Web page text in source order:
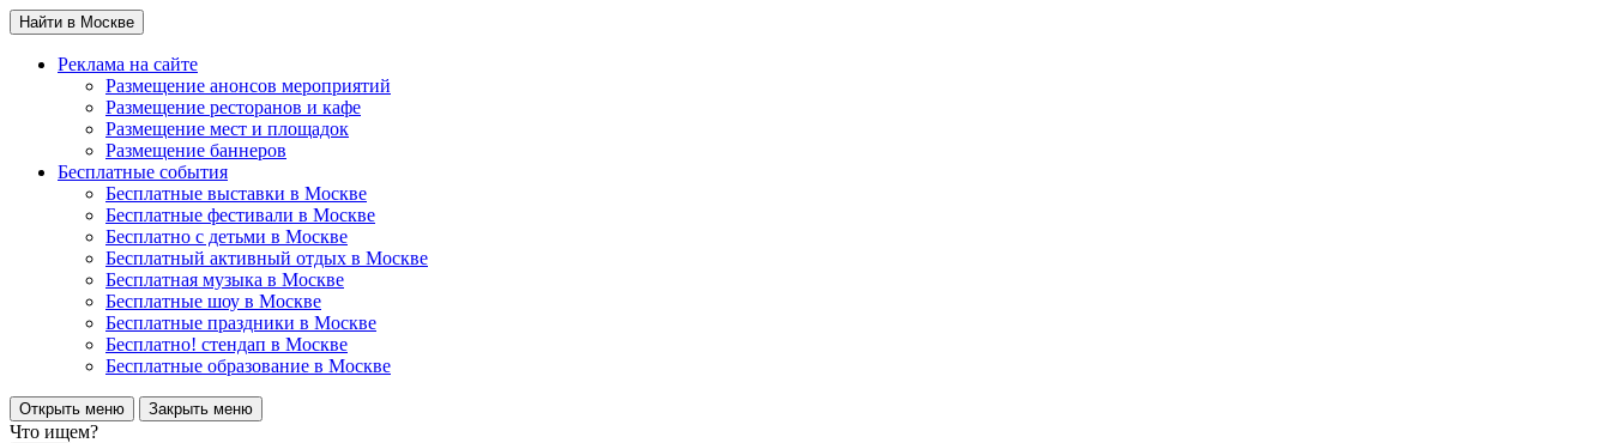
Найти в Москве
Реклама на сайте
Размещение анонсов мероприятий
Размещение ресторанов и кафе
Размещение мест и площадок
Размещение баннеров
Бесплатные события
Бесплатные выставки в Москве
Бесплатные фестивали в Москве
Бесплатно с детьми в Москве
Бесплатный активный отдых в Москве
Бесплатная музыка в Москве
Бесплатные шоу в Москве
Бесплатные праздники в Москве
Бесплатно! стендап в Москве
Бесплатные образование в Москве
Открыть меню Закрыть меню
Что ищем?